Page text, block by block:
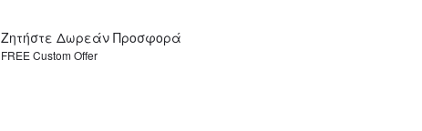
Ζητήστε Δωρεάν Προσφορά
FREE Custom Offer